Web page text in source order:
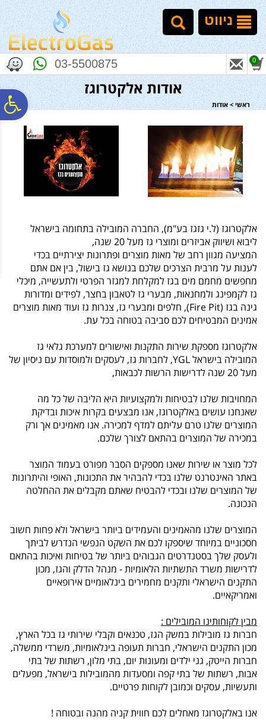
נגישות
אתר
המרכזי
ניווט
03-5500875 0
אודות אלקטרוגז
ראשי > אודות
אלקטרוגז (ל.י גזגז בע"מ), החברה המובילה בתחומה בישראל
ליבוא ושיווק אביזרים ומוצרי גז מעל 20 שנה,
המציעה מגוון רחב של מאות מוצרים ופתרונות יצירתיים בכדי
לענות על מרבית הצרכים שלכם בנושא גז בישול, בין אם אתם
מחפשים מחמם מים בגז למקלחת למגזר הפרטי ולתעשייה, מיכלי
גז לקמפינג ולמחנאות, מבערי גז לטאבון בחצר, לפידים ומדורות
גינה בגז (Fire Pit), חלפים ומבערי גז, צנרות גז ועוד מאות מוצרים
אמינים המבטיחים לכם סביבה בטוחה בכל עת.
אלקטרוגז מספקת שירות התקנות ואישורים למערכת גלאי גז
המובילה בישראל YGL, לחברות גז, לעסקים ולמוסדות עם ניסיון של
מעל 20 שנה לדרישות הרשות לכבאות,
המחויבות שלנו לבטיחות ולמקצועיות היא הליבה של כל מה
שאנחנו עושים באלקטרוגז, אנו מבצעים בקרות איכות ובדיקת
המוצרים שלנו טרם עליתם למדף למכירה. אנו מאמינים אך ורק
במכירה של המוצרים בהתאם לצורך שלכם.
לכל מוצר או שירות שאנו מספקים הסבר מפורט בעמוד המוצר
באתר האינטרנט שלנו בכדי להבהיר את התכונות, האופי והיתרונות
של המוצרים שלנו ובכדי להבטיח שאתם מקבלים את ההחלטה
הנכונה.
המוצרים שלנו מהאמינים והעמידים ביותר בישראל ולא פחות חשוב
חסכוניים במיוחד שיספקו לכם את השקט הנפשי הנדרש לביתך
ולעסק שלך בסטנדרטים הגבוהים ביותר של בטיחות ואיכות בהתאם
לדרישות משרד התשתיות הלאומיות - מנהל הדלק והגז, מכון
התקנים הישראלי ותקנים מחמירים בינלאומיים אירופאיים
ואמריקאיים.
מבין לקוחותינו המובילים :
חברות גז מובילות במשק הגז, טכנאים וקבלי שירותי גז בכל הארץ,
מכון התקנים הישראלי, חברות תעופה בינלאומיות, משרדי ממשלה,
חברות הייטק, גני ילדים ומעונות יום, בתי מלון, רשתות של בתי
אבות, רשתות של בתי קפה ומסעדות מהמובילות בישראל, מפעלים
ותעשיות, עסקים וכמובן לקוחות פרטיים.
אנו באלקטרוגז מאחלים לכם חווית קניה מהנה ובטוחה !